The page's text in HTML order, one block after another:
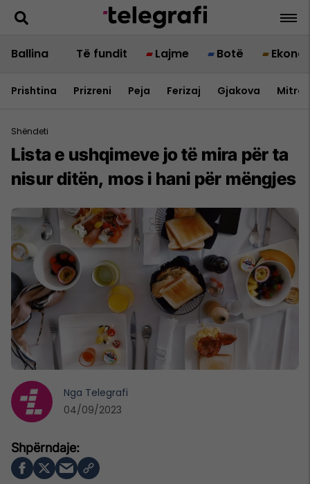
Ballina Të fundit Lajme Botë
Prishtina Prizreni Peja Ferizaj Gjakova
Shëndeti
Lista e ushqimeve jo të mira për ta
nisur ditën, mos i hani për mëngjes
Nga Telegrafi
04/09/2023